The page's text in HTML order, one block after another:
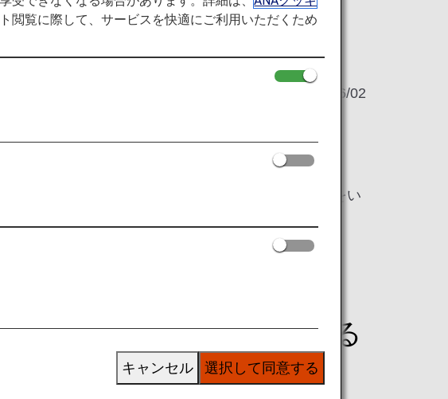
2022/06/02
）」、「社会（Social）」、「ガバナンス
」のスローガンのもと、お客様のご理解やご協力をい
目指しています。
度までに実質ゼロとする
閲覧に際して、サービスを快適にご利用いただくため
選択して同意する
キャンセル